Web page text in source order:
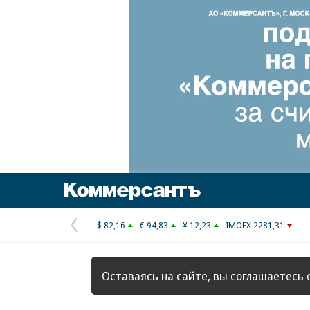
Предыдущая
страница
$ 82,16 € 94,83 ¥ 12,23 IMOEX 2281,31
Оставаясь на сайте, вы соглашаетесь